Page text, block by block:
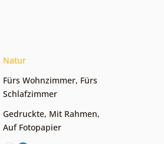
Natur
Fürs Wohnzimmer, Fürs
Schlafzimmer
Gedruckte, Mit Rahmen,
Auf Fotopapier